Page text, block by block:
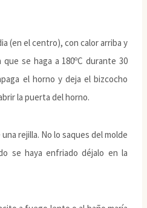
(en el centro), con calor arriba y
se haga a 180ºC durante 30
el horno y deja el bizcocho
la puerta del horno.
rejilla. No lo saques del molde
se haya enfriado déjalo en la